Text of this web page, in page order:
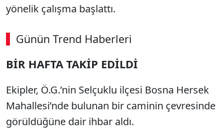
yönelik çalışma başlattı.
Günün Trend Haberleri
00:02 / 03:53
BİR HAFTA TAKİP EDİLDİ
Ekipler, Ö.G.’nin Selçuklu ilçesi Bosna Hersek
Mahallesi’nde bulunan bir caminin çevresinde
görüldüğüne dair ihbar aldı.